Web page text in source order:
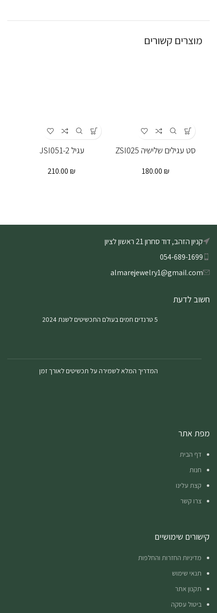
מוצרים קשורים
סט עגילים שלישיה ZSI025
180.00 ₪
עגיל JSI051-2
210.00 ₪
קניון הזהב, דוד סחרון 21 ראשון לציון
054-689-1699
almarejewelry1@gmail.com
חשוב לדעת
5 טרנדים חמים בעולם התכשיטים לשנת 2024
המדריך המלא לשמירה על תכשיטים לאורך זמן
מפת אתר
דף הבית
חנות
קצת עלינו
צרו קשר
קישורים שימושיים
מדיניות החזרות והחלפות
תנאי שימוש
תקנון אתר
ביטול עסקה